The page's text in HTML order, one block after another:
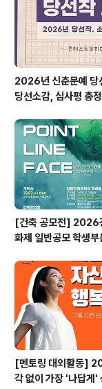
‘중간발표’ 및 ‘결과발
2026년 신춘문예 당
당선소감, 심사평 총정
[건축 공모전] 2026
화제 일반공모 학생부
[멘토링 대외활동]
각 없이 가장 '나답게'